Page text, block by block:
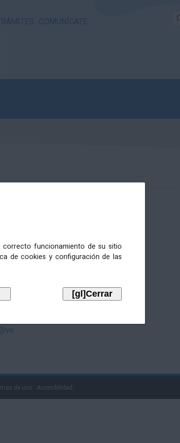
COMUNÍCATE
correcto funcionamiento de su sitio
de cookies y configuración de las
de uso Accesibilidad